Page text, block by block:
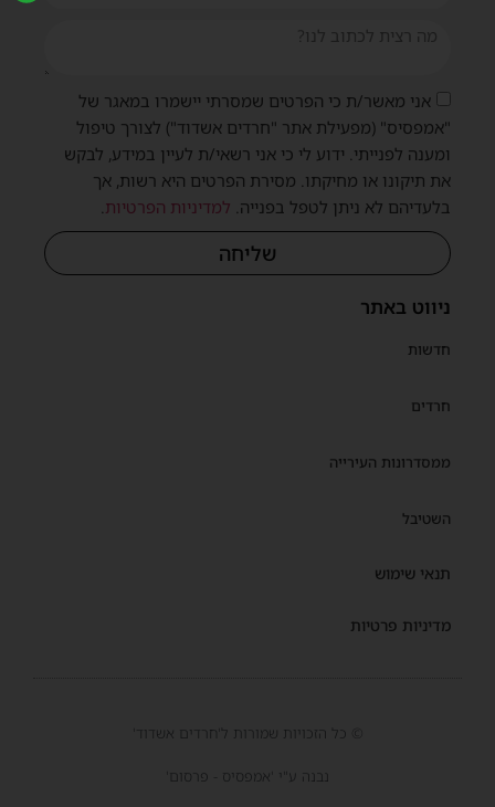
ניווט באתר
חדשות
חרדים
ממסדרונות העירייה
השטיבל
תנאי שימוש
מדיניות פרטיות
אני מאשר/ת כי הפרטים שמסרתי יישמרו במאגר של
"אמפסיס" (מפעילת אתר "חרדים אשדוד") לצורך טיפול
ומענה לפנייתי. ידוע לי כי אני רשאי/ת לעיין במידע, לבקש
את תיקונו או מחיקתו. מסירת הפרטים היא רשות, אך
בלעדיהם לא ניתן לטפל בפנייה. למדיניות הפרטיות.
שליחה
© כל הזכויות שמורות ל'חרדים אשדוד'
נבנה ע"י 'אמפסיס - פרסום'